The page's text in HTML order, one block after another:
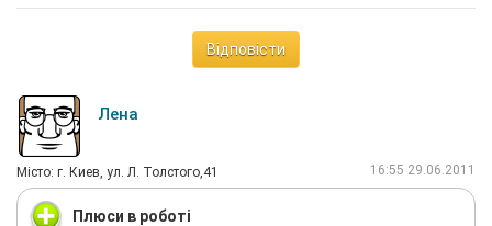
Відповісти
Лена
Мiсто: г. Киев, ул. Л. Толстого,41 16:55 29.06.2011
Плюси в роботі